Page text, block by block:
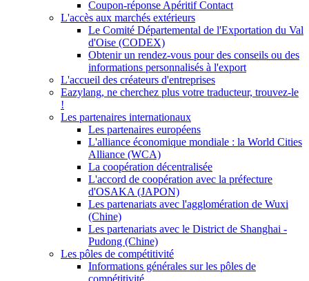
Coupon-réponse Apéritif Contact
L'accès aux marchés extérieurs
Le Comité Départemental de l'Exportation du Val
d'Oise (CODEX)
Obtenir un rendez-vous pour des conseils ou des
informations personnalisés à l'export
L'accueil des créateurs d'entreprises
Eazylang, ne cherchez plus votre traducteur, trouvez-le
!
Les partenaires internationaux
Les partenaires européens
L'alliance économique mondiale : la World Cities
Alliance (WCA)
La coopération décentralisée
L'accord de coopération avec la préfecture
d'OSAKA (JAPON)
Les partenariats avec l'agglomération de Wuxi
(Chine)
Les partenariats avec le District de Shanghai -
Pudong (Chine)
Les pôles de compétitivité
Informations générales sur les pôles de
compétitivité